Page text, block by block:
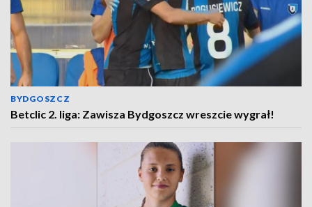
BYDGOSZCZ
Betclic 2. liga: Zawisza Bydgoszcz wreszcie wygrał!